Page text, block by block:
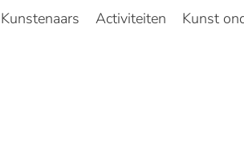
Kunstenaars Activiteiten Kunst